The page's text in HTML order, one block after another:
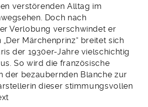
verstörenden Alltag im
Doch nach
Verlobung verschwindet er
Märchenprinz“ breitet sich
der 1930er-Jahre vielschichtig
So wird die französische
der bezaubernden Blanche zur
dieser stimmungsvollen